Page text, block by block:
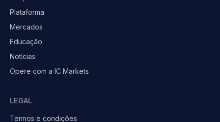
Plataforma
Mercados
Educação
Notícias
Opere com a IC Markets
LEGAL
Termos e condições